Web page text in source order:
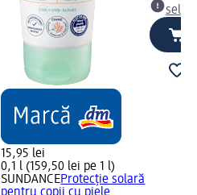
15,95 lei
0,1 l (159,50 lei pe 1 l)
SUNDANCEProtecție solară